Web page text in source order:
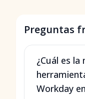
Preguntas
¿Cuál es
Workday